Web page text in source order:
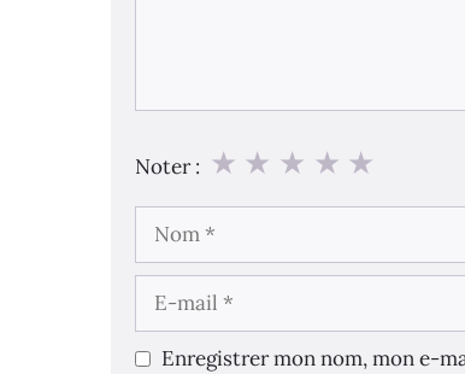
Noter : ★
★
★
★
★
mail
Enregistrer mon nom, mon e-